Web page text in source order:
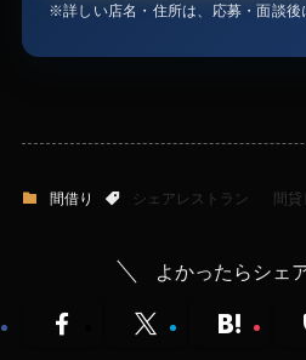
※詳しい店名・住所は、応募・面談後
間借り シェアレストラン 間貸
よかったらシェ